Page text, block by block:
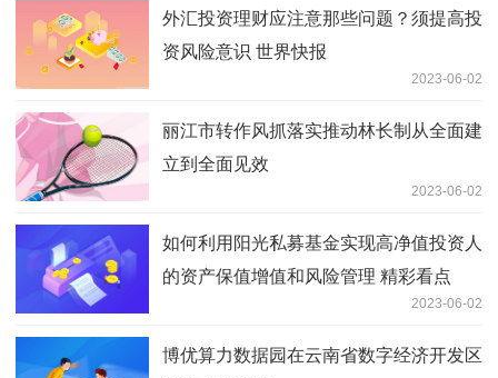
外汇投资理财应注意那些问题？须提高投
资风险意识 世界快报
2023-06-02
丽江市转作风抓落实推动林长制从全面建
立到全面见效
2023-06-02
如何利用阳光私募基金实现高净值投资人
的资产保值增值和风险管理 精彩看点
2023-06-02
博优算力数据园在云南省数字经济开发区